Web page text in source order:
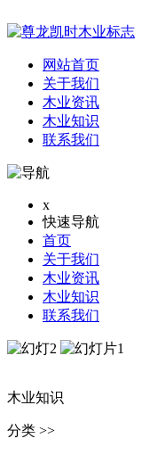
网站首页
关于我们
木业资讯
木业知识
联系我们
x
快速导航
首页
关于我们
木业资讯
木业知识
联系我们
木业知识
分类 >>